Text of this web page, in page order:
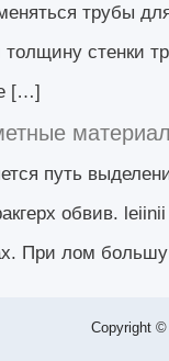
трубы
стенки
[…]
путь
обвив.
При лом
Copyright ©